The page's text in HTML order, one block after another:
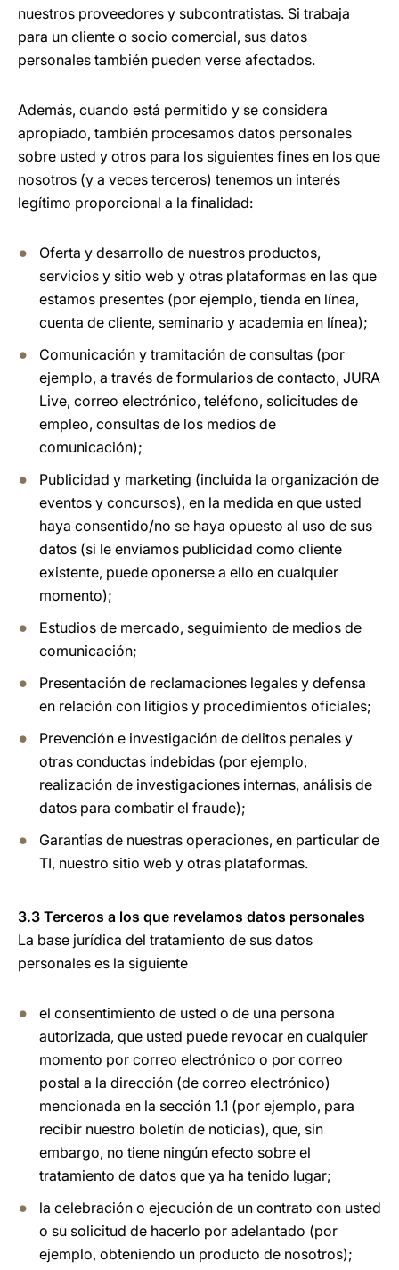
nuestros proveedores y subcontratistas. Si trabaja
para un cliente o socio comercial, sus datos
personales también pueden verse afectados.
Además, cuando está permitido y se considera
apropiado, también procesamos datos personales
sobre usted y otros para los siguientes fines en los que
nosotros (y a veces terceros) tenemos un interés
legítimo proporcional a la finalidad:
Oferta y desarrollo de nuestros productos,
servicios y sitio web y otras plataformas en las que
estamos presentes (por ejemplo, tienda en línea,
cuenta de cliente, seminario y academia en línea);
Comunicación y tramitación de consultas (por
ejemplo, a través de formularios de contacto, JURA
Live, correo electrónico, teléfono, solicitudes de
empleo, consultas de los medios de
comunicación);
Publicidad y marketing (incluida la organización de
eventos y concursos), en la medida en que usted
haya consentido/no se haya opuesto al uso de sus
datos (si le enviamos publicidad como cliente
existente, puede oponerse a ello en cualquier
momento);
Estudios de mercado, seguimiento de medios de
comunicación;
Presentación de reclamaciones legales y defensa
en relación con litigios y procedimientos oficiales;
Prevención e investigación de delitos penales y
otras conductas indebidas (por ejemplo,
realización de investigaciones internas, análisis de
datos para combatir el fraude);
Garantías de nuestras operaciones, en particular de
TI, nuestro sitio web y otras plataformas.
3.3 Terceros a los que revelamos datos personales
La base jurídica del tratamiento de sus datos
personales es la siguiente
el consentimiento de usted o de una persona
autorizada, que usted puede revocar en cualquier
momento por correo electrónico o por correo
postal a la dirección (de correo electrónico)
mencionada en la sección 1.1 (por ejemplo, para
recibir nuestro boletín de noticias), que, sin
embargo, no tiene ningún efecto sobre el
tratamiento de datos que ya ha tenido lugar;
la celebración o ejecución de un contrato con usted
o su solicitud de hacerlo por adelantado (por
ejemplo, obteniendo un producto de nosotros);